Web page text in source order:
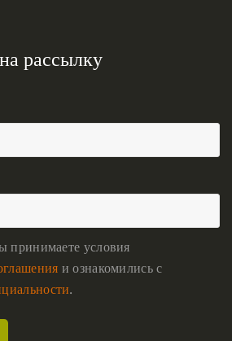
рассылку
принимаете условия
и ознакомились с
.